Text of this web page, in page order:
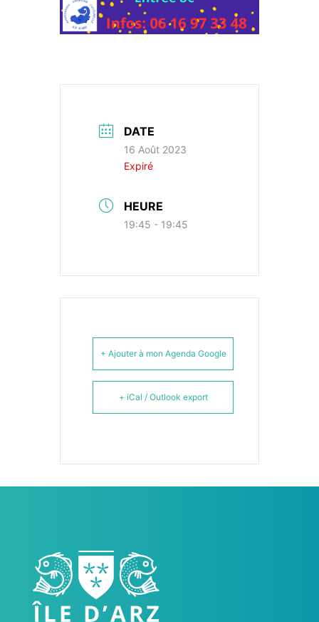
DATE
16 Août 2023
Expiré
HEURE
19:45 - 19:45
+ Ajouter à mon Agenda Google
+ iCal / Outlook export